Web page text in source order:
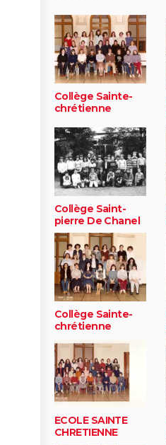
Collège Sainte-
chrétienne
Collège Saint-
pierre De Chanel
Collège Sainte-
chrétienne
ECOLE SAINTE
CHRETIENNE